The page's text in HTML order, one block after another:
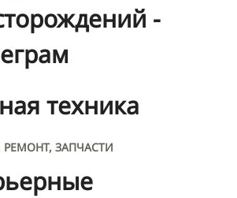
-
техника
РЕМОНТ, ЗАПЧАСТИ